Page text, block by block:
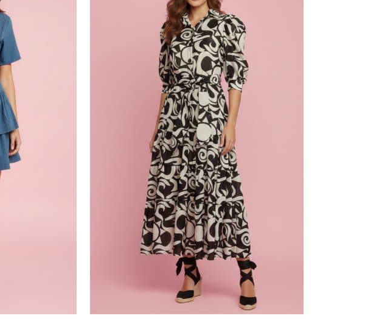
correo electrónico y web en
este navegador para la